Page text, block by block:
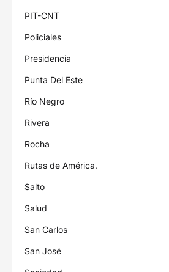
PIT-CNT
Policiales
Presidencia
Punta Del Este
Río Negro
Rivera
Rocha
Rutas de América.
Salto
Salud
San Carlos
San José